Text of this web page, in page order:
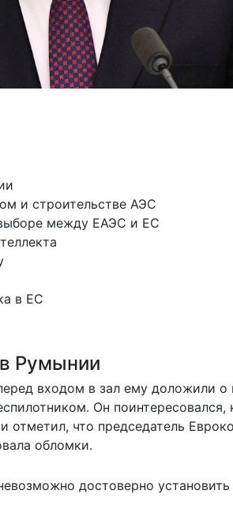
и строительстве АЭС
между ЕАЭС и ЕС
в ЕС
Румынии
входом в зал ему доложили
Он
отметил, что председатель
обломки.
достоверно